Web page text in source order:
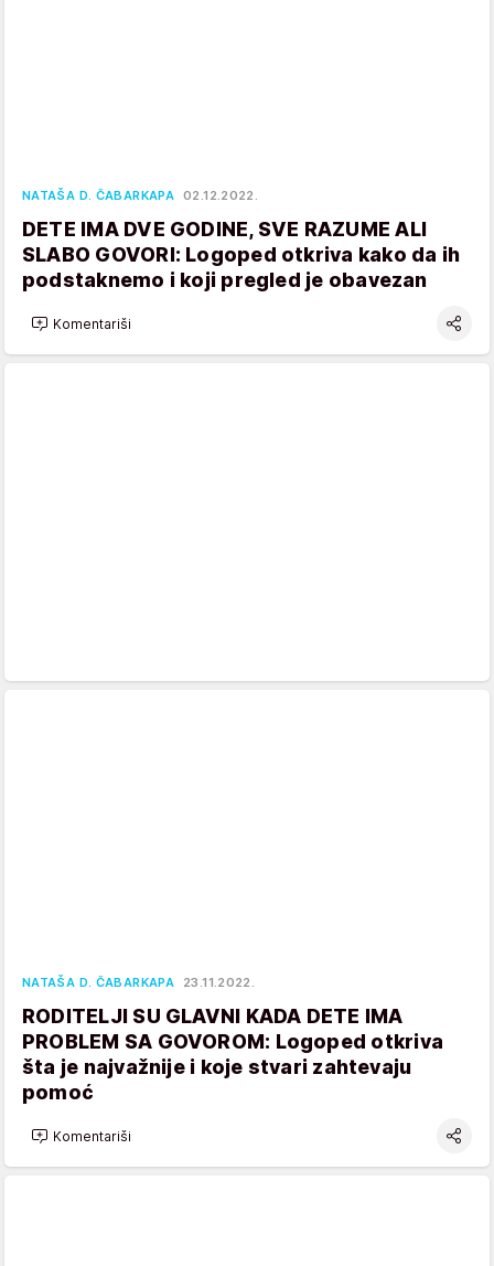
NATAŠA D. ČABARKAPA 02.12.2022.
DETE IMA DVE GODINE, SVE RAZUME ALI
SLABO GOVORI: Logoped otkriva kako da ih
podstaknemo i koji pregled je obavezan
Komentariši
NATAŠA D. ČABARKAPA 23.11.2022.
RODITELJI SU GLAVNI KADA DETE IMA
PROBLEM SA GOVOROM: Logoped otkriva
šta je najvažnije i koje stvari zahtevaju
pomoć
Komentariši